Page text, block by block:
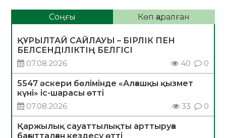
Соңғы Көп қаралған
ҚҰРЫЛТАЙ САЙЛАУЫ – БІРЛІК ПЕН
БЕЛСЕНДІЛІКТІҢ БЕЛГІСІ
07.08.2026
40 0
5547 әскери бөлімінде «Алғашқы қызмет
күні» іс-шарасы өтті
07.08.2026
33 0
Қаржылық сауаттылықты арттыруға
бағытталған кездесу өтті